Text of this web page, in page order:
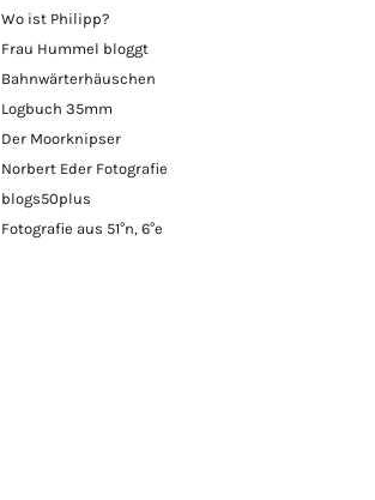
Wo ist Philipp?
Frau Hummel bloggt
Bahnwärterhäuschen
Logbuch 35mm
Der Moorknipser
Norbert Eder Fotografie
blogs50plus
Fotografie aus 51°n, 6°e